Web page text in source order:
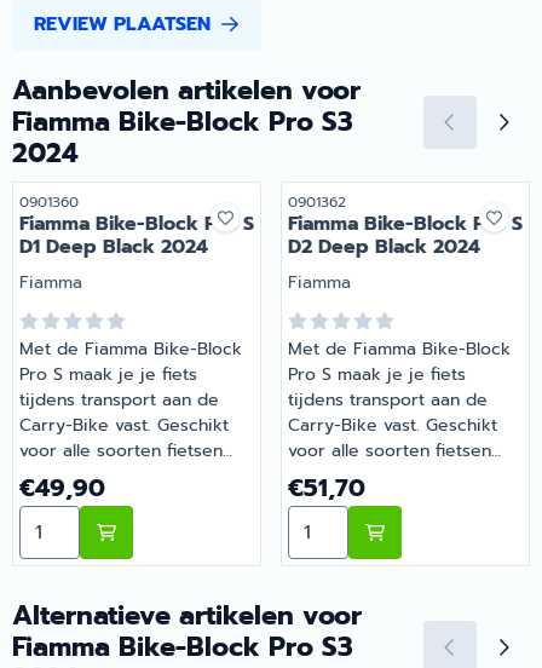
REVIEW PLAATSEN
Aanbevolen artikelen voor
Fiamma Bike-Block Pro S3
2024
Artikelnummer
0901360
Fiamma Bike-Block Pro S
D1 Deep Black 2024
Merk:
Fiamma
Met de Fiamma Bike-Block
Pro S maak je je fiets
tijdens transport aan de
Carry-Bike vast. Geschikt
voor alle soorten fietsen
dankzij het verstelbare
scharnier en voor zowel
ronde als ovale framebuizen
met een diameter van
Verbeterde ergonomie
dankzij de frontaal
geplaatste knop.
Prijs: 49,90
€49,90
Aantal kiezen voor Fiamma Bike-Block Pro S D1 Deep
Artikelnummer
0901362
Fiamma Bike-Block Pro S
D2 Deep Black 2024
Merk:
Fiamma
Met de Fiamma Bike-Block
Pro S maak je je fiets
tijdens transport aan de
Carry-Bike vast. Geschikt
voor alle soorten fietsen
dankzij het verstelbare
scharnier en voor zowel
ronde als ovale framebuizen
met een diameter van
dankzij de frontaal
geplaatste knop.
Prijs: 51,70
€51,70
Aantal kiezen voor
Alternatieve artikelen voor
Fiamma Bike-Block Pro S3